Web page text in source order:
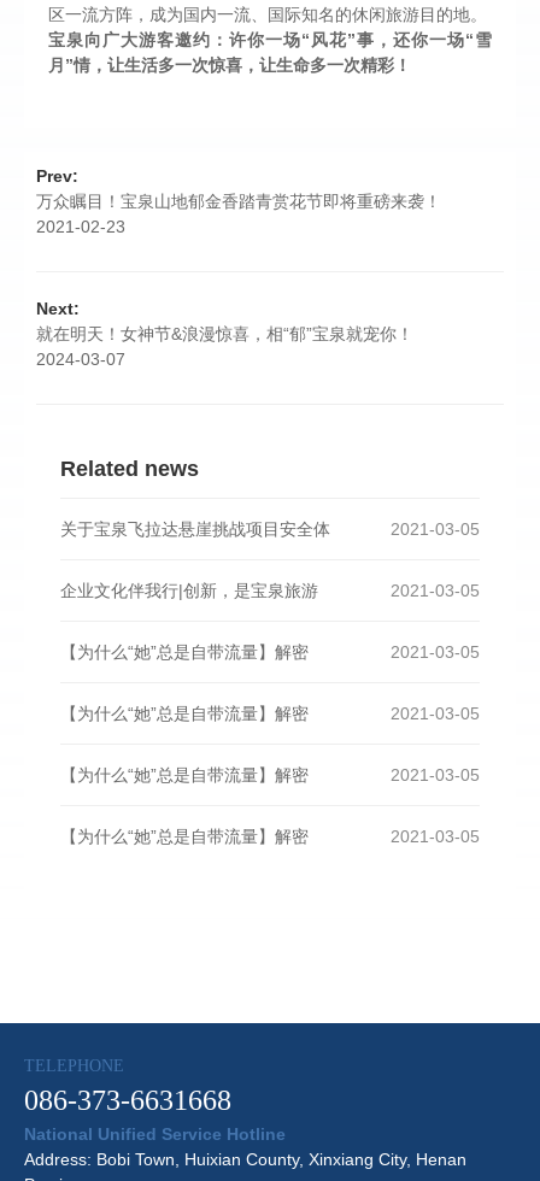
区一流方阵，成为国内一流、国际知名的休闲旅游目的地。
宝泉向广大游客邀约：许你一场“风花”事，还你一场“雪
月”情，让生活多一次惊喜，让生命多一次精彩！
Prev:
万众瞩目！宝泉山地郁金香踏青赏花节即将重磅来袭！
2021-02-23
Next:
就在明天！女神节&浪漫惊喜，相“郁”宝泉就宠你！
2024-03-07
Related news
2021-03-05
关于宝泉飞拉达悬崖挑战项目安全体
2021-03-05
企业文化伴我行|创新，是宝泉旅游
2021-03-05
【为什么“她”总是自带流量】解密
2021-03-05
【为什么“她”总是自带流量】解密
2021-03-05
【为什么“她”总是自带流量】解密
2021-03-05
【为什么“她”总是自带流量】解密
TELEPHONE
086-373-6631668
National Unified Service Hotline
Address: Bobi Town, Huixian County, Xinxiang City, Henan